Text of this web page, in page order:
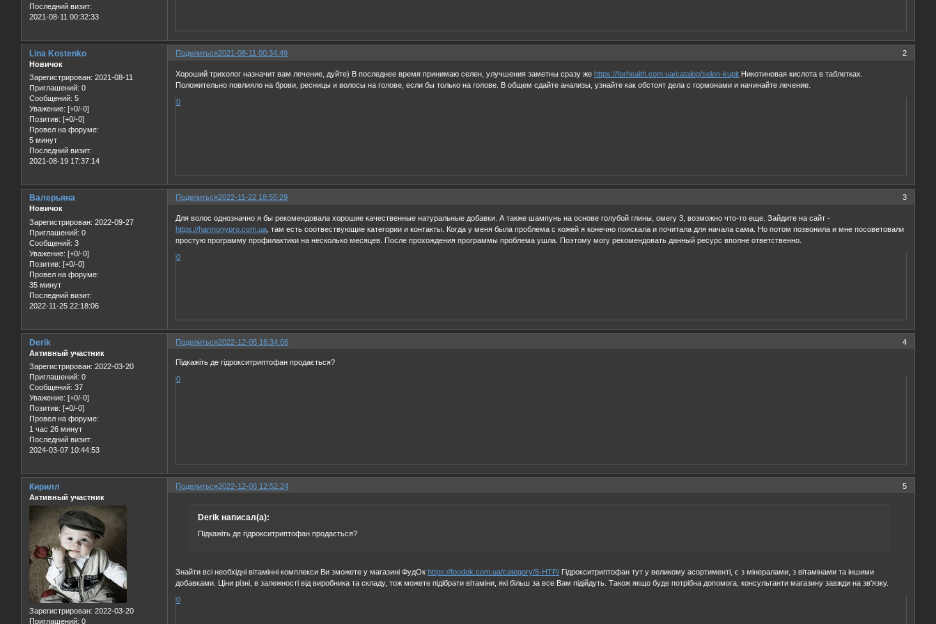
Последний визит:
2021-08-11 00:32:33
Поделиться 2
2021-08-11 00:34:49
Lina Kostenko
Новичок
Зарегистрирован: 2021-08-11
Приглашений: 0
Сообщений: 5
Уважение: [+0/-0]
Позитив: [+0/-0]
Провел на форуме:
5 минут
Последний визит:
2021-08-19 17:37:14
Хороший трихолог назначит вам лечение, дуйте) В последнее время принимаю селен, улучшения заметны сразу жеhttps://forhealth.com.ua/catalog/selen-kupit Никотиновая кислота в таблетках.
Положительно повлияло на брови, ресницы и волосы на голове, если бы только на голове. В общем сдайте анализы, узнайте как обстоят дела с гормонами и начинайте лечение.
0
Поделиться 3
2022-11-22 18:55:29
Валерьяна
Новичок
Зарегистрирован: 2022-09-27
Приглашений: 0
Сообщений: 3
Уважение: [+0/-0]
Позитив: [+0/-0]
Провел на форуме:
35 минут
Последний визит:
2022-11-25 22:18:06
Для волос однозначно я бы рекомендовала хорошие качественные натуральные добавки. А также шампунь на основе голубой глины, омегу 3, возможно что-то еще. Зайдите на сайт -
https://harmonypro.com.ua , там есть соотвествующие категории и контакты. Когда у меня была проблема с кожей я конечно поискала и почитала для начала сама. Но потом позвонила и мне посоветовали
простую программу профилактики на несколько месяцев. После прохождения программы проблема ушла. Поэтому могу рекомендовать данный ресурс вполне ответственно.
0
Поделиться 4
2022-12-05 16:34:06
Derik
Активный участник
Зарегистрирован: 2022-03-20
Приглашений: 0
Сообщений: 37
Уважение: [+0/-0]
Позитив: [+0/-0]
Провел на форуме:
1 час 26 минут
Последний визит:
2024-03-07 10:44:53
Підкажіть де гідрокситриптофан продається?
0
Поделиться 5
2022-12-06 12:52:24
Кирилл
Активный участник
Зарегистрирован: 2022-03-20
Приглашений: 0
Derik написал(а):
Підкажіть де гідрокситриптофан продається?
Знайти всі необхідні вітамінні комплекси Ви зможете у магазині ФудОкhttps://foodok.com.ua/category/5-HTP/ Гідрокситриптофан тут у великому асортименті, є з мінералами, з вітамінами та іншими
добавками. Ціни різні, в залежності від виробника та складу, тож можете підібрати вітаміни, які більш за все Вам підійдуть. Також якщо буде потрібна допомога, консультанти магазину завжди на зв'язку.
0